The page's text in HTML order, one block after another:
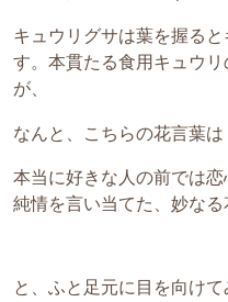
キュウリグサは葉を握る
す。本貫たる食用キュウ
が、
なんと、こちらの花言葉は
本当に好きな人の前では
純情を言い当てた、妙なる
と、ふと足元に目を向け